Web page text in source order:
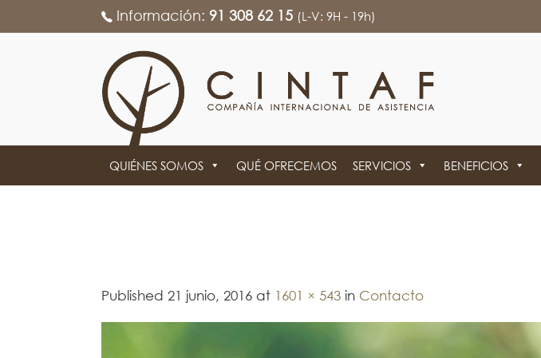
Información: 91 308 62 15 (L-V: 9H - 19h)
QUIÉNES SOMOS QUÉ OFRECEMOS SERVICIOS BENEFICIOS
Published 21 junio, 2016 at 1601 × 543 in Contacto